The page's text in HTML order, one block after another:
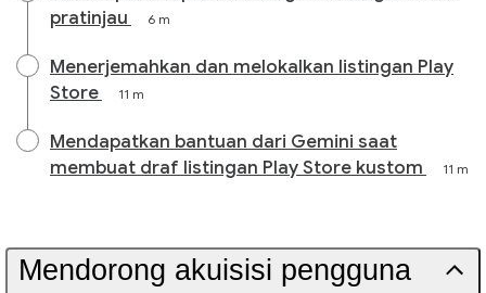
pratinjau
6 m
Menerjemahkan dan melokalkan listingan Play
Store
11 m
Mendapatkan bantuan dari Gemini saat
membuat draf listingan Play Store kustom
11 m
Mendorong akuisisi pengguna